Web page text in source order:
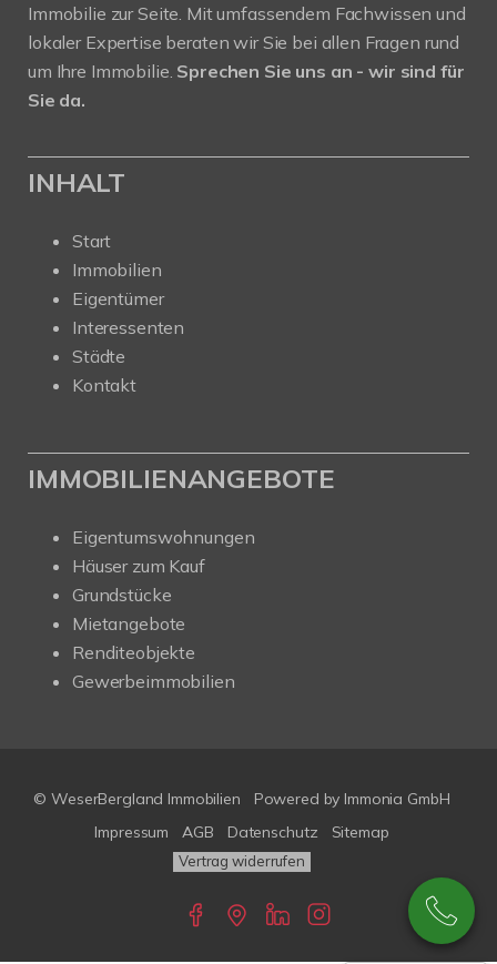
Immobilie zur Seite. Mit umfassendem Fachwissen und
lokaler Expertise beraten wir Sie bei allen Fragen rund
um Ihre Immobilie. Sprechen Sie uns an - wir sind für
Sie da.
INHALT
Start
Immobilien
Eigentümer
Interessenten
Städte
Kontakt
IMMOBILIENANGEBOTE
Eigentumswohnungen
Häuser zum Kauf
Grundstücke
Mietangebote
Renditeobjekte
Gewerbeimmobilien
© WeserBergland Immobilien Powered by Immonia GmbH
Impressum
AGB Datenschutz Sitemap
Vertrag widerrufen